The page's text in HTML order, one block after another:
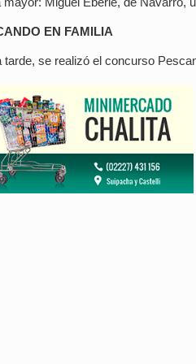
EN FAMILIA
tarde, se realizó el concurso